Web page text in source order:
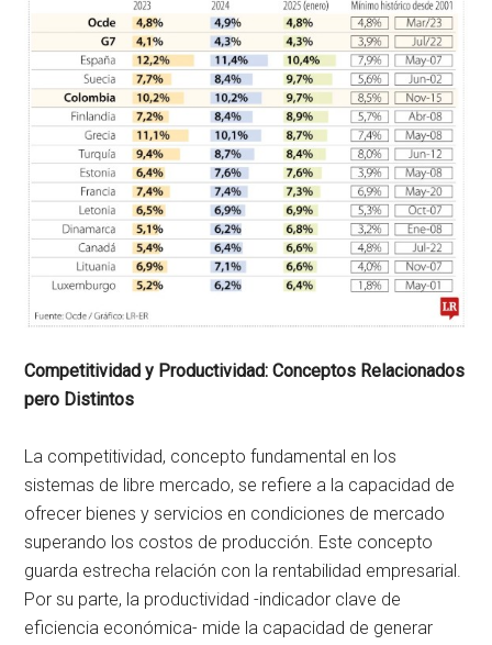
Competitividad y Productividad: Conceptos Relacionados
pero Distintos
La competitividad, concepto fundamental en los
sistemas de libre mercado, se refiere a la capacidad de
ofrecer bienes y servicios en condiciones de mercado
superando los costos de producción. Este concepto
guarda estrecha relación con la rentabilidad empresarial.
Por su parte, la productividad -indicador clave de
eficiencia económica- mide la capacidad de generar